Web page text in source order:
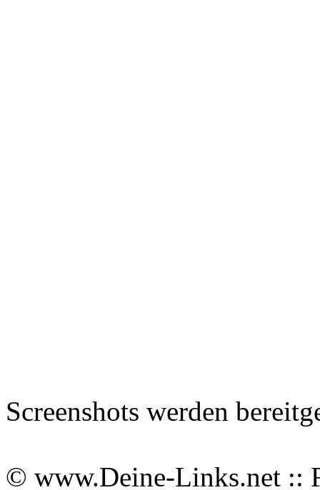
Screenshots werden
© www.Deine-Links.net ::